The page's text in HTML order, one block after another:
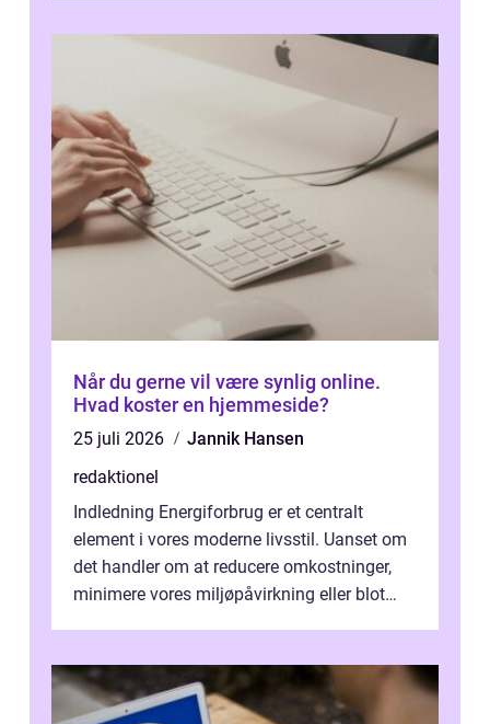
Når du gerne vil være synlig online.
Hvad koster en hjemmeside?
25 juli 2026
Jannik Hansen
redaktionel
Indledning Energiforbrug er et centralt
element i vores moderne livsstil. Uanset om
det handler om at reducere omkostninger,
minimere vores miljøpåvirkning eller blot